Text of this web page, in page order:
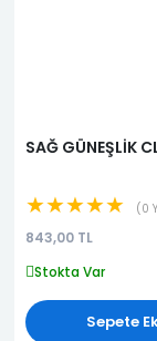
SAĞ GÜNEŞLİK
★★★★★ 0
843,00 TL
Stokta Var
Sepete